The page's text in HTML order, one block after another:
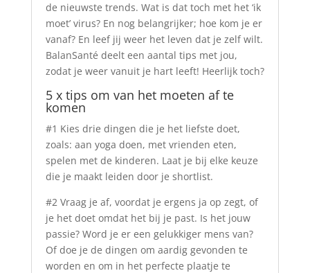
de nieuwste trends. Wat is dat toch met het ‘ik
moet’ virus? En nog belangrijker; hoe kom je er
vanaf? En leef jij weer het leven dat je zelf wilt.
BalanSanté deelt een aantal tips met jou,
zodat je weer vanuit je hart leeft! Heerlijk toch?
5 x tips om van het moeten af te
komen
#1 Kies drie dingen die je het liefste doet,
zoals: aan yoga doen, met vrienden eten,
spelen met de kinderen. Laat je bij elke keuze
die je maakt leiden door je shortlist.
#2 Vraag je af, voordat je ergens ja op zegt, of
je het doet omdat het bij je past. Is het jouw
passie? Word je er een gelukkiger mens van?
Of doe je de dingen om aardig gevonden te
worden en om in het perfecte plaatje te